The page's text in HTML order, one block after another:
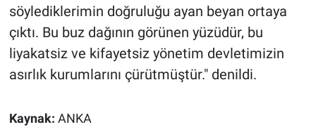
söylediklerimin doğruluğu ayan beyan ortaya
çıktı. Bu buz dağının görünen yüzüdür, bu
liyakatsiz ve kifayetsiz yönetim devletimizin
asırlık kurumlarını çürütmüştür." denildi.
Kaynak: ANKA
Programlar
Sağlık
Spor
Teknoloji